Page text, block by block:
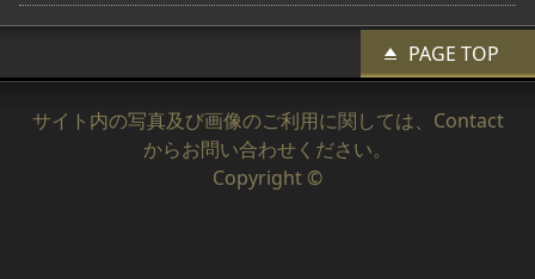
PAGE TOP
サイト内の写真及び画像のご利用に関しては、 Contact
からお問い合わせください。
Copyright ©